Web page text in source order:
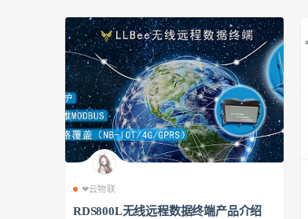
❤云物联
RDS800L无线远程数据终端产品介绍